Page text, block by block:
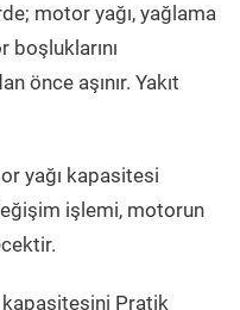
motor yağı, yağlama
önce aşınır. Yakıt
yağı kapasitesi
işlemi, motorun
kapasitesini Pratik